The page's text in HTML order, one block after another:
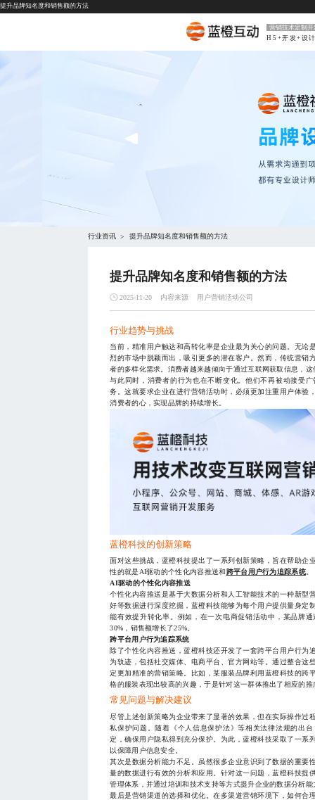
提升品牌知名度和销售额的方法
营销技术定制开
H5+开发+设
行业资讯 > 提升品牌知名度和销售额的方法
提升品牌知名度和销售额的方法
2025-11-20 内容来源 用户营销活动公司
行业趋势与挑战
当前，精准用户触达和高转化率是企业最为关心的问题。无论
烈的市场中脱颖而出，吸引更多的潜在客户。然而，传统营销
者的多样化需求。消费者越来越倾向于通过互联网获取信息，
与此同时，消费者的行为也在不断变化。他们不再被动接受
务。这就要求企业在进行营销活动时，必须更加注重用户体验
消费者的心，实现品牌的持续增长。
蓝橙科技的创新策略
面对这些挑战，蓝橙科技提出了一系列创新策略，旨在帮助企
性的就是AI驱动的个性化内容推送和跨平台用户行为追踪系统。
AI驱动的个性化内容推送
个性化内容推送是基于大数据分析和人工智能技术的一种新型
好等数据进行深度挖掘，蓝橙科技能够为每个用户提供量身定
能有效提升转化率。例如，在一次电商促销活动中，某品牌
30%，销售额增长了25%。
跨平台用户行为追踪系统
除了个性化内容推送，蓝橙科技还开发了一套跨平台用户行为
为轨迹，包括社交媒体、电商平台、官方网站等。通过整合这
定更加精准的营销策略。比如，某服装品牌利用蓝橙科技的跨
格的服装表现出较高的兴趣，于是针对这一群体推出了相应的
常见问题与解决建议
尽管上述创新策略为企业带来了显著的效果，但在实际操作过
私保护问题。随着《个人信息保护法》等相关法律法规的出
定，确保用户隐私得到充分保护。为此，蓝橙科技采取了一系
以保障用户信息安全。
其次是数据分析能力不足。虽然很多企业意识到了数据的重要
量的数据进行有效的分析和应用。针对这一问题，蓝橙科技提
管理体系，并通过培训和技术支持等方式提升企业的数据分析能
最后是营销渠道的选择和优化。在多渠道营销环境下，如何合